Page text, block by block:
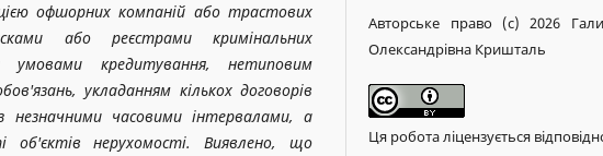
офшорних компаній або трастових
або реєстрами кримінальних
умовами кредитування, нетиповим
укладанням кількох договорів
незначними часовими інтервалами, а
нерухомості. Виявлено, що
Авторське право (c) 2026
Олександрівна Кришталь
Ця робота ліцензується